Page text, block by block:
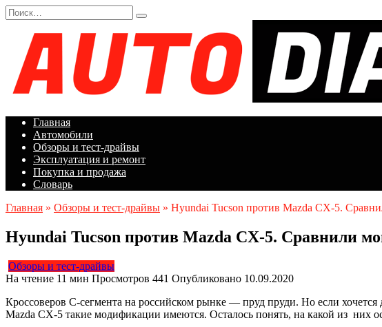
Перейти
к
содержанию
Search
for:
Главная
Автомобили
Обзоры и тест-драйвы
Эксплуатация и ремонт
Покупка и продажа
Словарь
Главная » Обзоры и тест-драйвы » Hyundai Tucson против Mazda CX-5.
Hyundai Tucson против Mazda CX-5. Сравнили
Обзоры и тест-драйвы
На чтение 11 мин Просмотров 441 Опубликовано 10.09.2020
Кроссоверов С-сегмента на российском рынке — пруд пруди. Но если
Mazda CX-5 такие модификации имеются. Осталось понять, на какой из них